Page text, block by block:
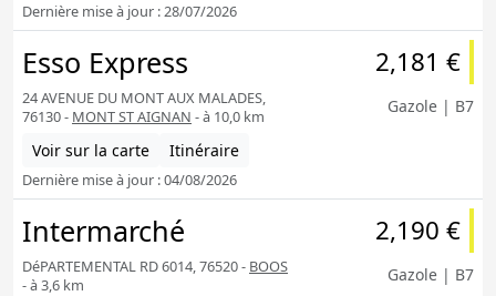
Dernière mise à jour : 28/07/2026
Esso Express
24 AVENUE DU MONT AUX MALADES,
76130 - MONT ST AIGNAN - à 10,0 km
Voir sur la carte Itinéraire
Dernière mise à jour : 04/08/2026
2,181 €
Gazole | B7
Intermarché
DéPARTEMENTAL RD 6014, 76520 - BOOS
- à 3,6 km
2,190 €
Gazole | B7